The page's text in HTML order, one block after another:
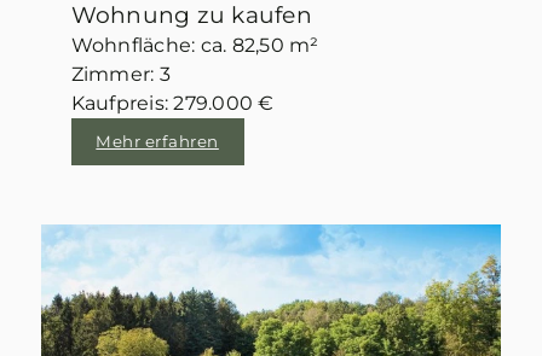
Wohnung zu kaufen
Wohnfläche: ca. 82,50 m²
Zimmer: 3
Kaufpreis: 279.000 €
Mehr erfahren